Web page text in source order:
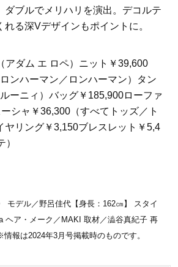
ダブルでメリハリを演出。デコルテ
れる深Vデザインもポイントに。
アダム エ ロペ）ニット￥39,600
ンハーマン／ロンハーマン）タン
ーニィ）バッグ￥185,900ローファ
シャ￥36,300（すべてトッズ／ト
ヤリング￥3,150ブレスレット￥5,4
モデル／野呂佳代【身長：162㎝】 スタイ
ヘア・メーク／MAKI 取材／澁谷真紀子 再
報は2024年3月号掲載時のものです。